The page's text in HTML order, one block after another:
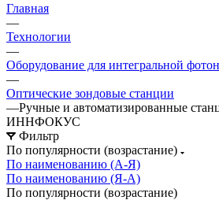
Главная
—
Технологии
—
Оборудование для интегральной
—
Оптические зондовые станции
—Ручные и автоматизированные
ИННФОКУС
Фильтр
По популярности (возрастание)
По наименованию (А-Я)
По наименованию (Я-А)
По популярности (возрастание)